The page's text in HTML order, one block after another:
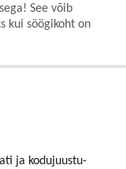
See võib
kui söögikoht on
ja kodujuustu-